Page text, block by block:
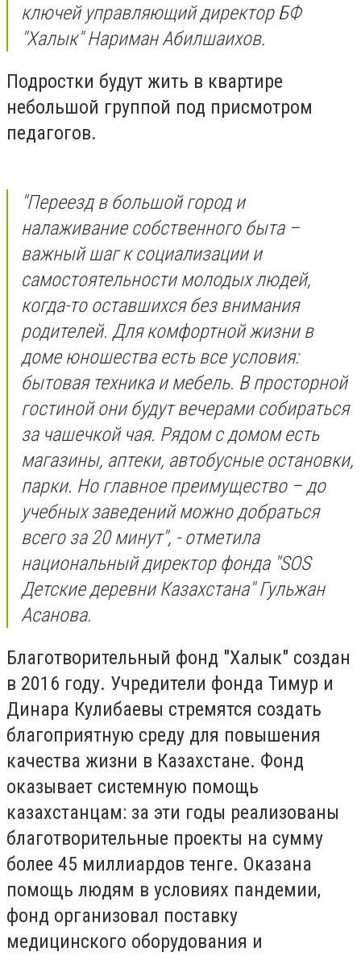
ключей управляющий директор БФ
"Халык" Нариман Абилшаихов.
Подростки будут жить в квартире
небольшой группой под присмотром
педагогов.
"Переезд в большой город и
налаживание собственного быта –
важный шаг к социализации и
самостоятельности молодых людей,
когда-то оставшихся без внимания
родителей. Для комфортной жизни в
доме юношества есть все условия:
бытовая техника и мебель. В просторной
гостиной они будут вечерами собираться
за чашечкой чая. Рядом с домом есть
магазины, аптеки, автобусные остановки,
парки. Но главное преимущество – до
учебных заведений можно добраться
всего за 20 минут", - отметила
национальный директор фонда "SOS
Детские деревни Казахстана" Гульжан
Асанова.
Благотворительный фонд "Халык" создан
в 2016 году. Учредители фонда Тимур и
Динара Кулибаевы стремятся создать
благоприятную среду для повышения
качества жизни в Казахстане. Фонд
оказывает системную помощь
казахстанцам: за эти годы реализованы
благотворительные проекты на сумму
более 45 миллиардов тенге. Оказана
помощь людям в условиях пандемии,
фонд организовал поставку
медицинского оборудования и